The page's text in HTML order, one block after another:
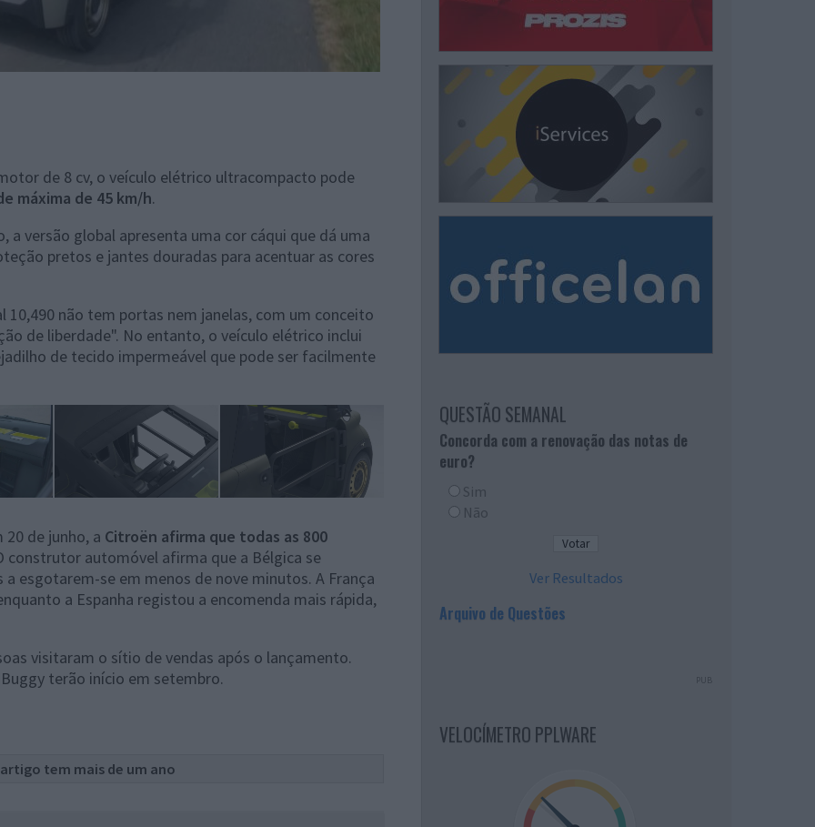
de 8 cv, o veículo elétrico ultracompacto pode
máxima de 45 km/h.
versão global apresenta uma cor cáqui que dá uma
pretos e jantes douradas para acentuar as cores
não tem portas nem janelas, com um conceito
de liberdade". No entanto, o veículo elétrico inclui
de tecido impermeável que pode ser facilmente
de junho, a Citroën afirma que todas as 800
construtor automóvel afirma que a Bélgica se
esgotarem-se em menos de nove minutos. A França
a Espanha registou a encomenda mais rápida,
visitaram o sítio de vendas após o lançamento.
terão início em setembro.
tem mais de um ano
QUESTÃO SEMANAL
Concorda com a renovação das notas de
euro?
Sim
Não
Ver Resultados
Arquivo de Questões
PUB
VELOCÍMETRO PPLWARE